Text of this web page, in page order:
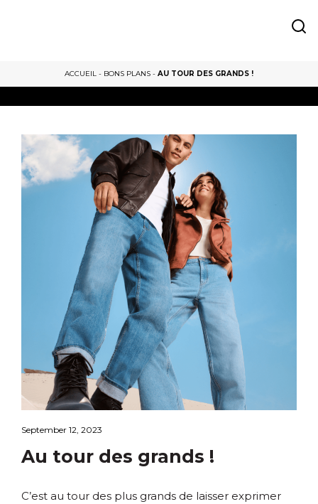
ACCUEIL - BONS PLANS - AU TOUR DES GRANDS !
September 12, 2023
Au tour des grands !
C’est au tour des plus grands de laisser exprimer